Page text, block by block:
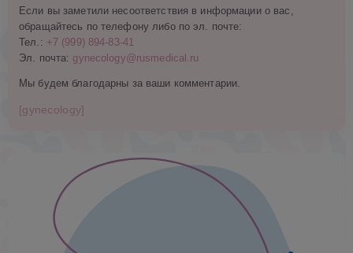
Если вы заметили несоответствия в информации о вас,
обращайтесь по телефону либо по эл. почте:
Тел.: +7 (999) 894-83-41
Эл. почта: gynecology@rusmedical.ru
Мы будем благодарны за ваши комментарии.
[gynecology]